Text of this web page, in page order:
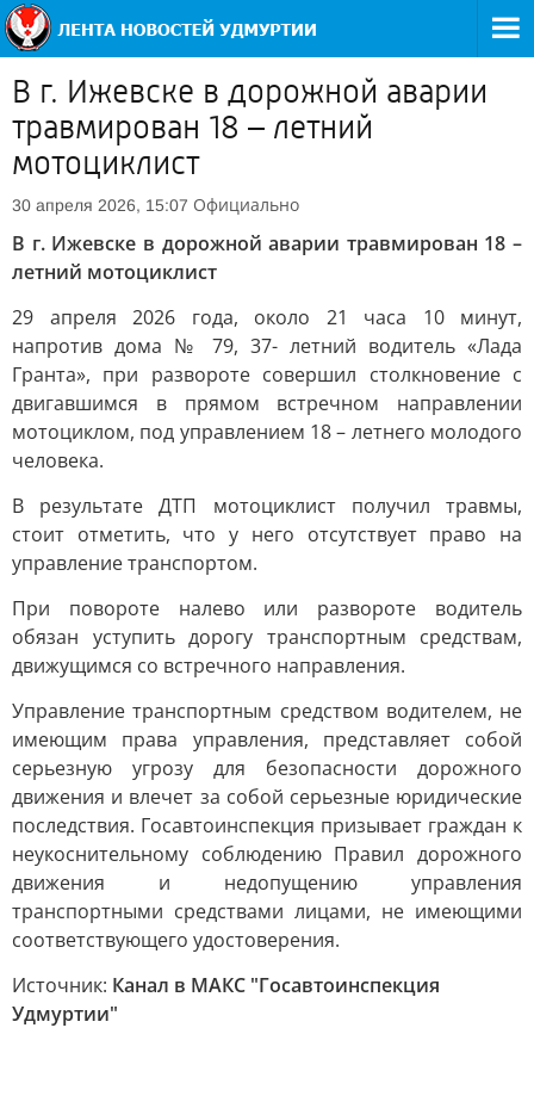
В г. Ижевске в дорожной аварии
травмирован 18 – летний
мотоциклист
30 апреля 2026, 15:07 Официально
В г. Ижевске в дорожной аварии травмирован 18 –
летний мотоциклист
29 апреля 2026 года, около 21 часа 10 минут,
напротив дома № 79, 37- летний водитель «Лада
Гранта», при развороте совершил столкновение с
двигавшимся в прямом встречном направлении
мотоциклом, под управлением 18 – летнего молодого
человека.
В результате ДТП мотоциклист получил травмы,
стоит отметить, что у него отсутствует право на
управление транспортом.
При повороте налево или развороте водитель
обязан уступить дорогу транспортным средствам,
движущимся со встречного направления.
Управление транспортным средством водителем, не
имеющим права управления, представляет собой
серьезную угрозу для безопасности дорожного
движения и влечет за собой серьезные юридические
последствия. Госавтоинспекция призывает граждан к
неукоснительному соблюдению Правил дорожного
движения и недопущению управления
транспортными средствами лицами, не имеющими
соответствующего удостоверения.
Источник: Канал в МАКС "Госавтоинспекция
Удмуртии"